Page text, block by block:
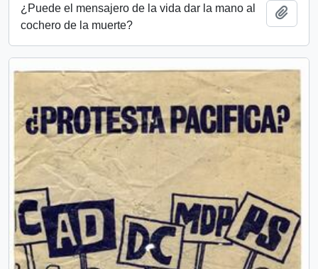
¿Puede el mensajero de la vida dar la mano al
cochero de la muerte?